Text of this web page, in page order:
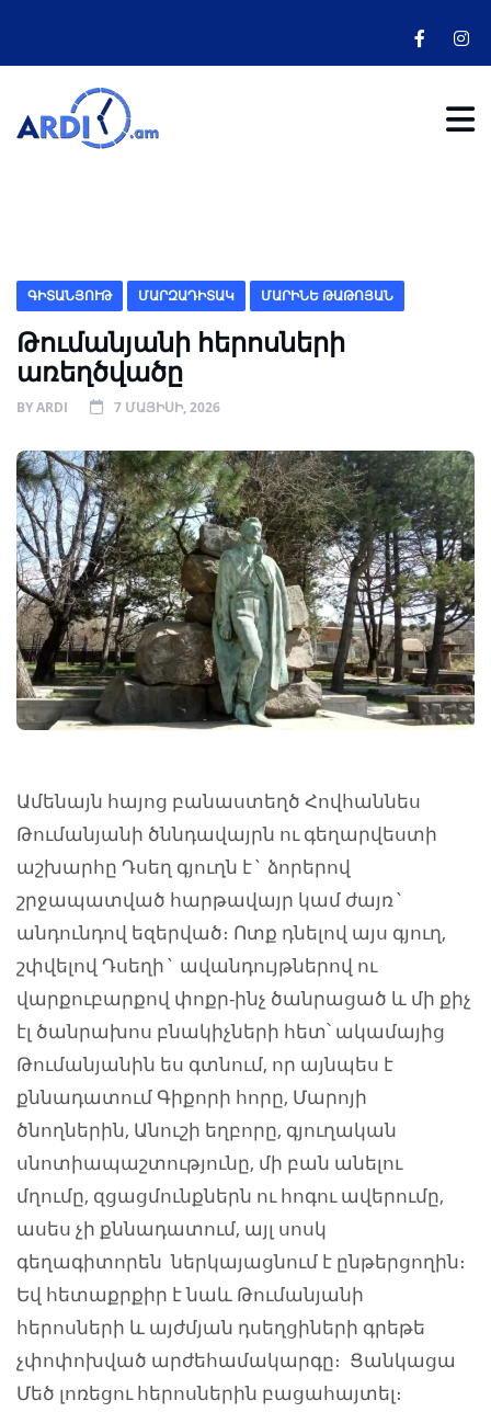
ԳԻՏԱՆՅՈՒԹ ՄԱՐԶԱԴԻՏԱԿ ՄԱՐԻՆԵ ԹԱԹՈՅԱՆ
Թումանյանի հերոսների
առեղծվածը
BYARDI 7 ՄԱՅԻՍԻ, 2026
Ամենայն հայոց բանաստեղծ Հովհաննես
Թումանյանի ծննդավայրն ու գեղարվեստի
աշխարհը Դսեղ գյուղն է` ձորերով
շրջապատված հարթավայր կամ ժայռ`
անդունդով եզերված։ Ոտք դնելով այս գյուղ,
շփվելով Դսեղի` ավանդույթներով ու
վարքուբարքով փոքր-ինչ ծանրացած և մի քիչ
էլ ծանրախոս բնակիչների հետ՝ ակամայից
Թումանյանին ես գտնում, որ այնպես է
քննադատում Գիքորի հորը, Մարոյի
ծնողներին, Անուշի եղբորը, գյուղական
սնոտիապաշտությունը, մի բան անելու
մղումը, զցացմունքներն ու հոգու ավերումը,
ասես չի քննադատում, այլ սոսկ
գեղագիտորեն ներկայացնում է ընթերցողին։
Եվ հետաքրքիր է նաև Թումանյանի
հերոսների և այժմյան դսեղցիների գրեթե
չփոփոխված արժեհամակարգը։ Ցանկացա
Մեծ լոռեցու հերոսներին բացահայտել։